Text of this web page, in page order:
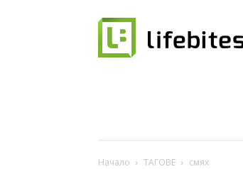
Начало ТАГОВЕ смях